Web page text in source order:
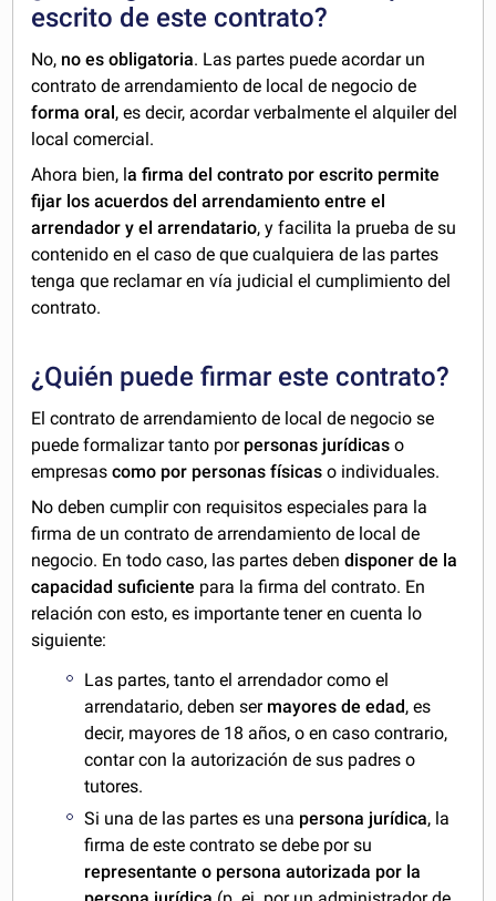
escrito de este contrato?
No, no es obligatoria. Las partes puede acordar un
contrato de arrendamiento de local de negocio de
forma oral, es decir, acordar verbalmente el alquiler del
local comercial.
Ahora bien, la firma del contrato por escrito permite
fijar los acuerdos del arrendamiento entre el
arrendador y el arrendatario, y facilita la prueba de su
contenido en el caso de que cualquiera de las partes
tenga que reclamar en vía judicial el cumplimiento del
contrato.
¿Quién puede firmar este contrato?
El contrato de arrendamiento de local de negocio se
puede formalizar tanto por personas jurídicas o
empresas como por personas físicaso individuales.
No deben cumplir con requisitos especiales para la
firma de un contrato de arrendamiento de local de
negocio. En todo caso, las partes debendisponer de la
capacidad suficiente para la firma del contrato. En
relación con esto, es importante tener en cuenta lo
siguiente:
Las partes, tanto el arrendador como el
arrendatario, deben ser mayores de edad, es
decir, mayores de 18 años, o en caso contrario,
contar con la autorización de sus padres o
tutores.
Si una de las partes es una persona jurídica, la
firma de este contrato se debe por su
representante o persona autorizada por la